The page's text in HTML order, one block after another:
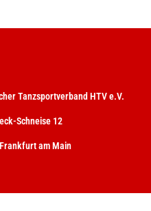
Tanzsportverband HTV e.V.
Schneise 12
am Main